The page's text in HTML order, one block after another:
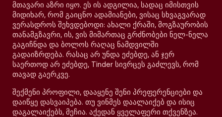
მთავარი აზრი იყო. ეს ის ადგილია, სადაც იმისთვის
მიდიხარ, რომ გაიცნო ადამიანები, ვისაც სხვაგვარად
ვერასდროს შეხვდებოდი: ახალი ქრაში, მოგზაურობის
თანამგზავრი, ის, ვის მიმართაც გრძნობები ნელ-ნელა
გაგიჩნდა და ბოლოს რაღაც ნამდვილში
გადაიზრდება. რასაც არ უნდა ეძებდე, ან ჯერ
საერთოდ არ ეძებდე, Tinder სივრცეს გაძლევს, რომ
თავად გაერკვე.
შექმენი პროფილი, დააყენე შენი პრეფერენციები და
დაიწყე დასვაიპება. თუ ვინმეს დაალაიქებ და ისიც
დაგალაიქებს, მეჩია. აქედან ყველაფერი თქვენზეა.